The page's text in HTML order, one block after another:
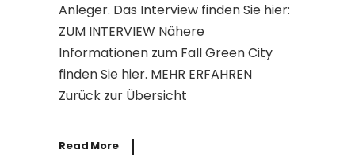
Anleger. Das Interview finden Sie hier:
ZUM INTERVIEW Nähere
Informationen zum Fall Green City
finden Sie hier. MEHR ERFAHREN
Zurück zur Übersicht
Read More